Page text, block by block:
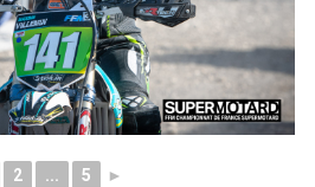
2 ... 5 ►